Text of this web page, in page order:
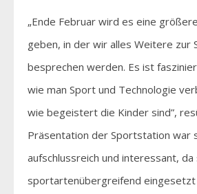
„Ende Februar wird es eine
geben, in der wir alles Weitere zur
besprechen werden. Es ist
wie man Sport und Technologie
wie begeistert die Kinder sind”,
Präsentation der Sportstation war
aufschlussreich und interessant, da
sportartenübergreifend eingesetzt